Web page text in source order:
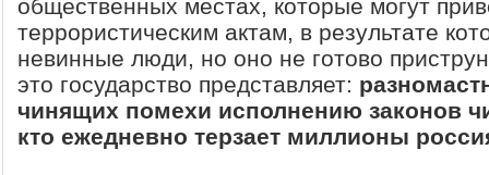
общественных местах, которые могут
террористическим актам, в результате
невинные люди, но оно не готово
это государство представляет:
чинящих помехи исполнению законов
кто ежедневно терзает миллионы